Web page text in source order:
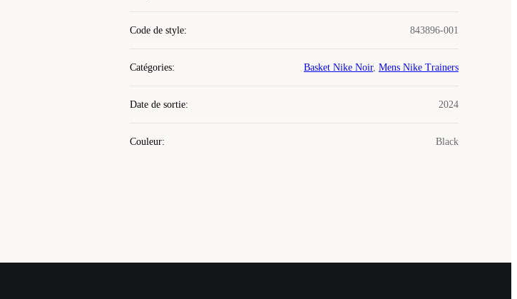
Code de style: 843896-001
Catégories: Basket Nike Noir, Mens Nike Trainers
Date de sortie: 2024
Couleur: Black